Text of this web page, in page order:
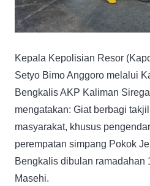
Kepala Kepolisian Resor
Setyo Bimo Anggoro melalui
Bengkalis AKP Kaliman
mengatakan: Giat berbagi
masyarakat, khusus
perempatan simpang Pokok
Bengkalis dibulan ramadahan
Masehi.